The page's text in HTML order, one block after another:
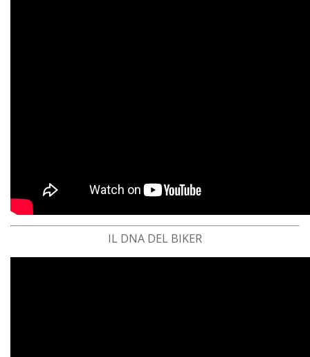
IL DNA DEL BIKER